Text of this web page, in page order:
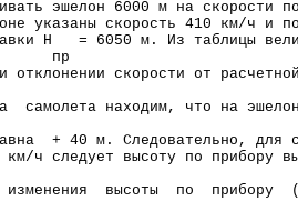
эшелон 6000 м на скорости
указаны скорость 410 км/ч и
H   = 6050 м. Из таблицы
пр
скорости от
самолета находим, что на
+ 40 м. Следовательно, для
ч следует высоту по прибору
изменения  высоты  по  прибору